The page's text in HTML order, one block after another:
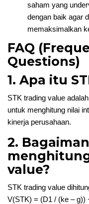
saham yang
dengan baik agar
memaksimalkan
FAQ
Questions)
1. Apa itu
STK trading value
untuk menghitung nilai
kinerja perusahaan.
2.
value?
STK trading value
V(STK) = (D1 / (ke – g))